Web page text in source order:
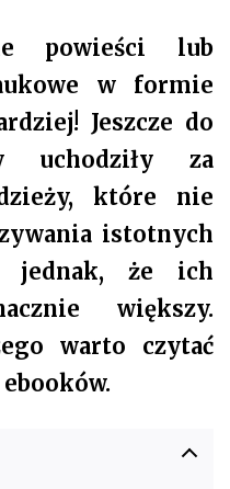
powieści lub
w formie
Jeszcze do
uchodziły za
które nie
istotnych
jednak, że ich
większy.
warto czytać